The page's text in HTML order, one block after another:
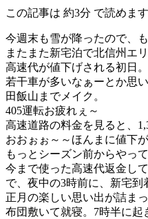
この記事は 約3分 で読めます
今週末も雪が降ったので、
またまた新宅泊で北信州エ
高速代が値下げされる初日。
若干車が多いなぁーとか思
田飯山までメイク。
405運転お疲れぇ～
高速道路の料金を見ると、
おおぉぉ～～ほんまに値下
もっとシーズン前からやって
今まで使った高速代返金し
で、夜中の3時前に、新宅到
正月の楽しい思い出が詰まっ
布団敷いて就寝。7時半に起